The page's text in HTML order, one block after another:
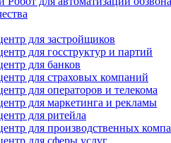
для застройщиков
для госструктур и партий
для банков
для страховых компаний
для операторов и телекома
для маркетинга и рекламы
для ритейла
для производственных
для сферы услуг